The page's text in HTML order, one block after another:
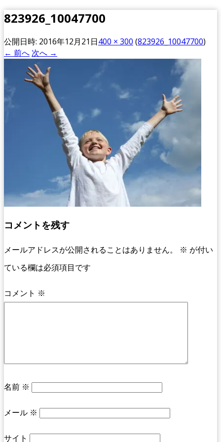
823926_10047700
公開日時: 2016年12月21日400 × 300 (823926_10047700)
← 前へ 次へ →
コメントを残す
メールアドレスが公開されることはありません。 ※ が付い
ている欄は必須項目です
コメント ※
名前 ※
メール ※
サイト